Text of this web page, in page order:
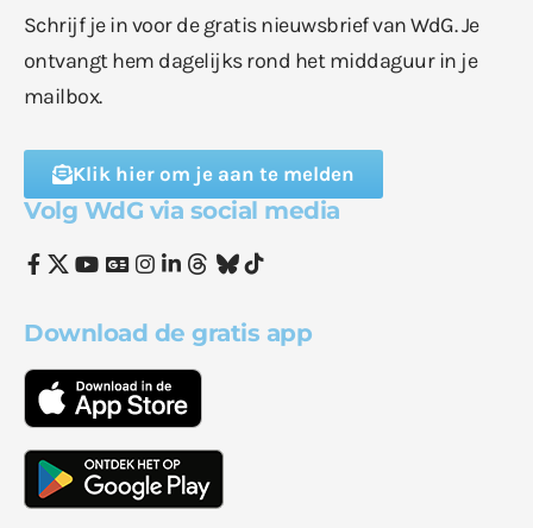
Schrijf je in voor de gratis nieuwsbrief van WdG. Je
ontvangt hem dagelijks rond het middaguur in je
mailbox.
Klik hier om je aan te melden
Volg WdG via social media
Download de gratis app